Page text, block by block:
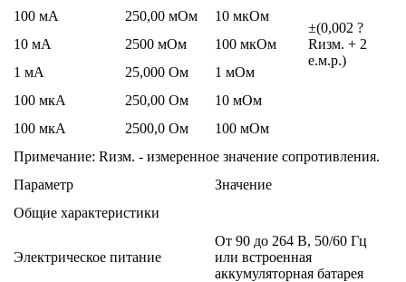
±(0,002 ?
Rизм. + 2
е.м.р.)
100 мА
250,00 мОм
10 мкОм
10 мА
2500 мОм
100 мкОм
1 мА
25,000 Ом
1 мОм
100 мкА
250,00 Ом
10 мОм
100 мкА
2500,0 Ом
100 мОм
Примечание: Rизм. - измеренное значение сопротивления.
Параметр
Значение
Общие характеристики
Электрическое питание
От 90 до 264 В, 50/60 Гц
или встроенная
аккумуляторная батарея